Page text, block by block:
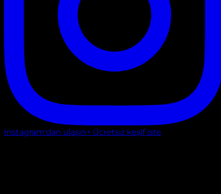
Instagram'dan ulaşın+ Ücretsiz keşif iste